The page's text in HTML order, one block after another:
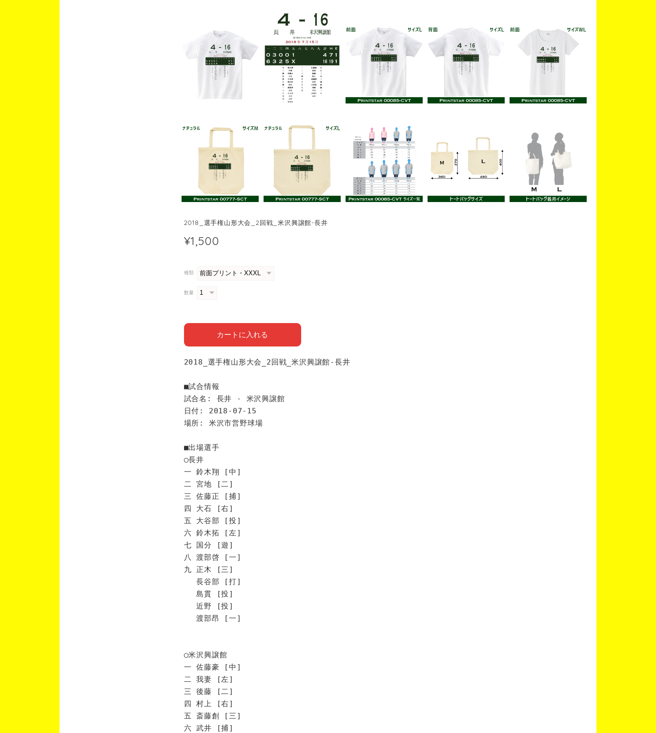
2018_選手権山形大会_2回戦_米沢興譲館-長井
¥1,500
種類
数量
カートに入れる
2018_選手権山形大会_2回戦_米沢興譲館-長井
■試合情報
試合名: 長井 - 米沢興譲館
日付: 2018-07-15
場所: 米沢市営野球場
■出場選手
◯長井
一 鈴木翔 [中]
二 宮地 [二]
三 佐藤正 [捕]
四 大石 [右]
五 大谷部 [投]
六 鈴木拓 [左]
七 国分 [遊]
八 渡部啓 [一]
九 正木 [三]
長谷部 [打]
島貫 [投]
近野 [投]
渡部昂 [一]
◯米沢興譲館
一 佐藤豪 [中]
二 我妻 [左]
三 後藤 [二]
四 村上 [右]
五 斎藤創 [三]
六 武井 [捕]